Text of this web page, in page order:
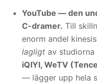
YouTube — den
C-dramer. Till
enorm andel
lagligt av
iQIYI, WeTV
— lägger upp hela